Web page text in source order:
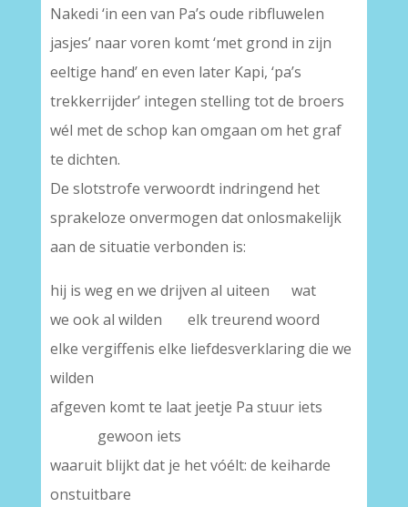
Nakedi ‘in een van Pa’s oude ribfluwelen
jasjes’ naar voren komt ‘met grond in zijn
eeltige hand’ en even later Kapi, ‘pa’s
trekkerrijder’ integen stelling tot de broers
wél met de schop kan omgaan om het graf
te dichten.
De slotstrofe verwoordt indringend het
sprakeloze onvermogen dat onlosmakelijk
aan de situatie verbonden is:
hij is weg en we drijven al uiteen wat
we ook al wilden elk treurend woord
elke vergiffenis elke liefdesverklaring die we
wilden
afgeven komt te laat jeetje Pa stuur iets
gewoon iets
waaruit blijkt dat je het vóélt: de keiharde
onstuitbare